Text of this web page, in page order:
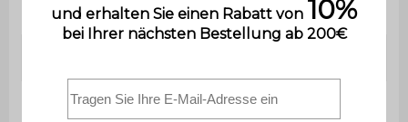
Nische 1 B 36 x T 31,5 x H 37cm
Nische 3 L 13 x T 31,5 x H 38